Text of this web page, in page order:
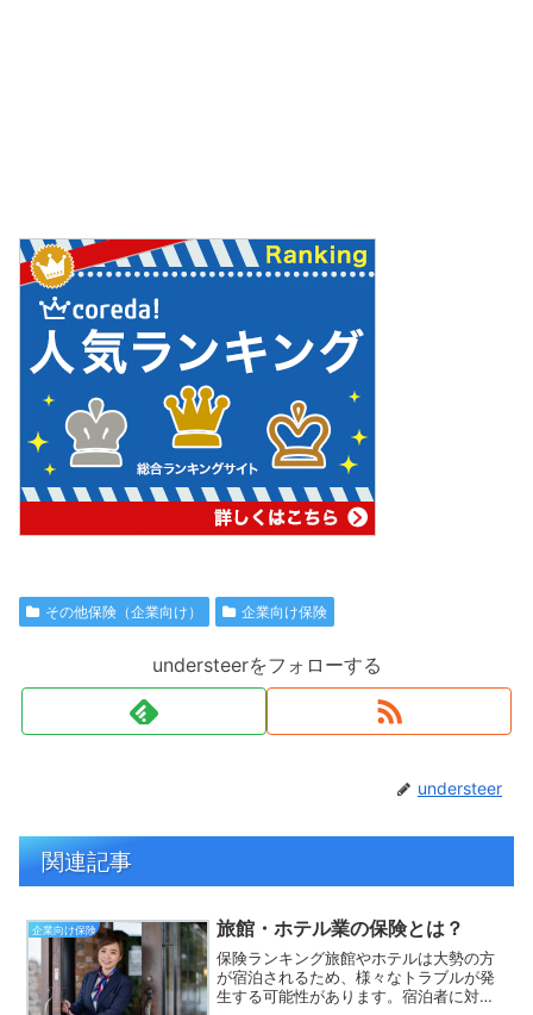
その他保険（企業向け） 企業向け保険
understeerをフォローする
understeer
関連記事
企業向け保険 旅館・ホテル業の保険とは？
保険ランキング旅館やホテルは大勢の方
が宿泊されるため、様々なトラブルが発
生する可能性があります。宿泊者に対す